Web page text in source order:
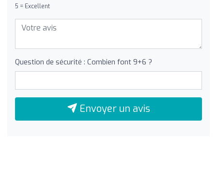
5 = Excellent
Question de sécurité : Combien font 9+6 ?
Envoyer un avis